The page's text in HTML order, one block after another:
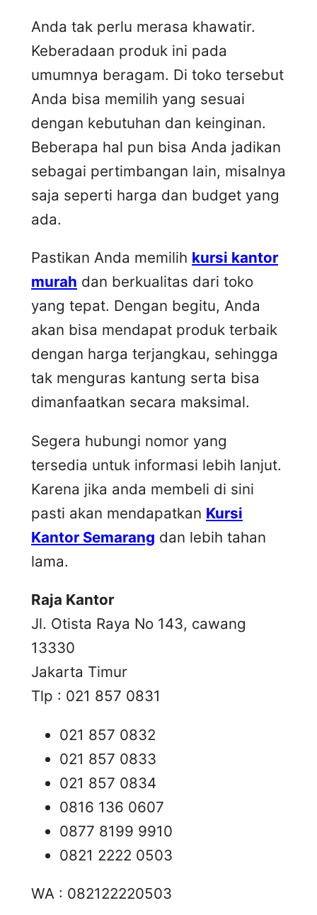
Anda tak perlu merasa khawatir.
Keberadaan produk ini pada
umumnya beragam. Di toko tersebut
Anda bisa memilih yang sesuai
dengan kebutuhan dan keinginan.
Beberapa hal pun bisa Anda jadikan
sebagai pertimbangan lain, misalnya
saja seperti harga dan budget yang
ada.
Pastikan Anda memilih kursi kantor
murah dan berkualitas dari toko
yang tepat. Dengan begitu, Anda
akan bisa mendapat produk terbaik
dengan harga terjangkau, sehingga
tak menguras kantung serta bisa
dimanfaatkan secara maksimal.
Segera hubungi nomor yang
tersedia untuk informasi lebih lanjut.
Karena jika anda membeli di sini
pasti akan mendapatkan Kursi
Kantor Semarang dan lebih tahan
lama.
Raja Kantor
Jl. Otista Raya No 143, cawang
13330
Jakarta Timur
Tlp : 021 857 0831
021 857 0832
021 857 0833
021 857 0834
0816 136 0607
0877 8199 9910
0821 2222 0503
WA : 082122220503